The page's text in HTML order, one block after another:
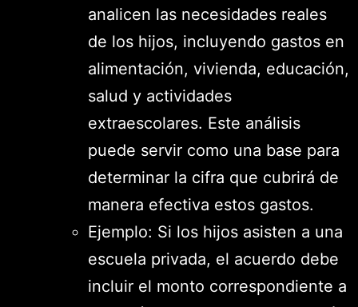
analicen las necesidades reales
de los hijos, incluyendo gastos en
alimentación, vivienda, educación,
salud y actividades
extraescolares. Este análisis
puede servir como una base para
determinar la cifra que cubrirá de
manera efectiva estos gastos.
Ejemplo: Si los hijos asisten a una
escuela privada, el acuerdo debe
incluir el monto correspondiente a